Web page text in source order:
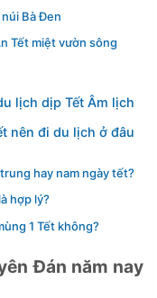
Bà Đen
Tết miệt vườn sông
lịch dịp Tết Âm lịch
nên đi du lịch ở đâu
hay nam ngày tết?
hợp lý?
1 Tết không?
Đán năm nay